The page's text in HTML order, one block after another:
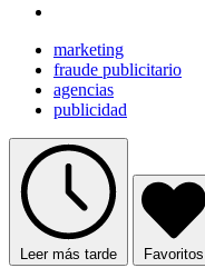
marketing
fraude publicitario
agencias
publicidad
Leer más tarde Favoritos